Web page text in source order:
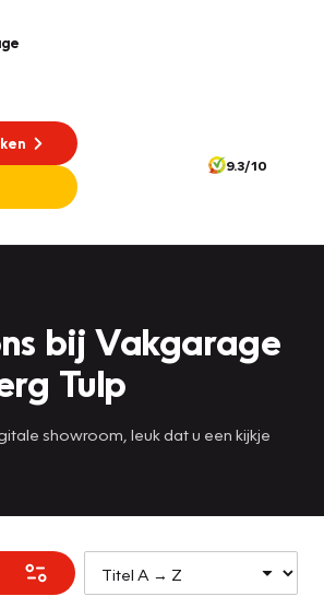
9.3/10
bij Vakgarage
Tulp
showroom, leuk dat u een kijkje